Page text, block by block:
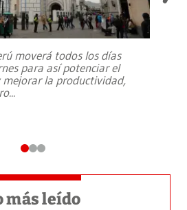
moverá todos los días
para así potenciar el
la productividad,
...
más leído